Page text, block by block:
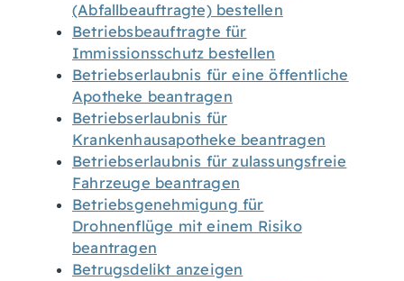
(Abfallbeauftragte) bestellen
Betriebsbeauftragte für
Immissionsschutz bestellen
Betriebserlaubnis für eine öffentliche
Apotheke beantragen
Betriebserlaubnis für
Krankenhausapotheke beantragen
Betriebserlaubnis für zulassungsfreie
Fahrzeuge beantragen
Betriebsgenehmigung für
Drohnenflüge mit einem Risiko
beantragen
Betrugsdelikt anzeigen